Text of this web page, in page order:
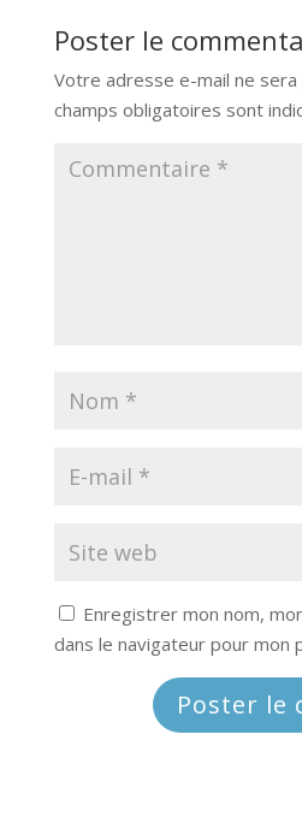
Poster le
Votre adresse e-mail ne sera
champs obligatoires sont
Enregistrer mon nom,
dans le navigateur pour mon